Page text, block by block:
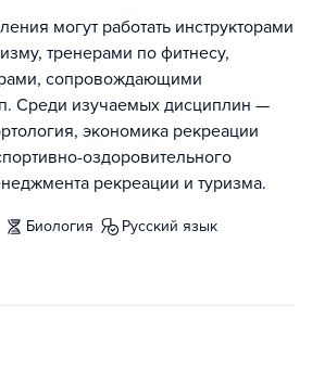
могут работать инструкторами
тренерами по фитнесу,
сопровождающими
Среди изучаемых дисциплин —
экономика рекреации
оздоровительного
рекреации и туризма.
биология
русский язык